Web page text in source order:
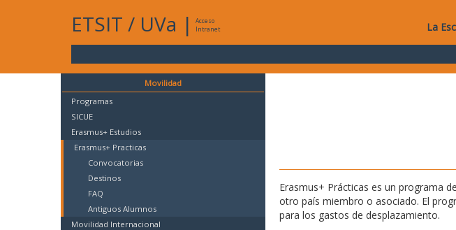
ETSIT / UVa |
Acceso
Intranet
La
Movilidad
Programas
SICUE
Erasmus+ Estudios
Erasmus+ Practicas
Convocatorias
Destinos
FAQ
Antiguos Alumnos
Movilidad Internacional
Erasmus+ Prácticas es un programa
otro país miembro o asociado. El
para los gastos de desplazamiento.